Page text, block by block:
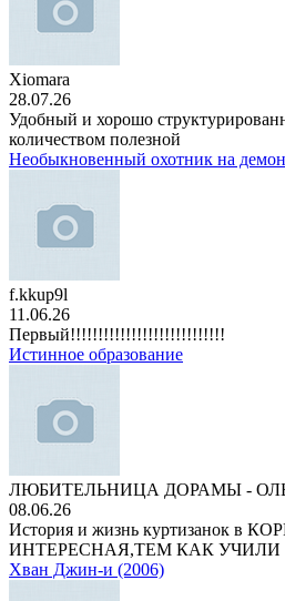
Xiomara
28.07.26
Удобный и хорошо
количеством полезной
Необыкновенный охотник на
f.kkup9l
11.06.26
Первый!!!!!!!!!!!!!!!!!!!!!!!!!!!!
Истинное образование
ЛЮБИТЕЛЬНИЦА ДОРАМЫ -
08.06.26
История и жизнь куртизанок в
ИНТЕРЕСНАЯ,ТЕМ КАК УЧИЛИ
Хван Джин-и (2006)